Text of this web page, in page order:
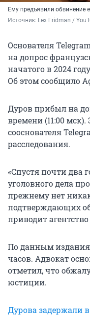
Ему предъявили обвинение
Источник: Lex Fridman /
Основателя
на допрос
начатого в 2024
Об этом сообщило
Дуров прибыл на
времени (11:00
сооснователя
расследования.
«Спустя почти два
уголовного дела
прежнему нет
подтверждающих
приводит
По данным
часов. Адвокат
отметил, что
юстиции.
Дурова задержали